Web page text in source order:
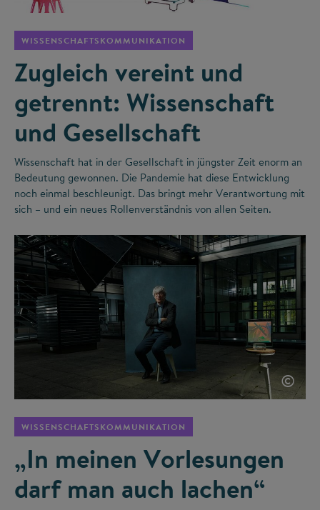
WISSENSCHAFTSKOMMUNIKATION
Zugleich vereint und
getrennt: Wissenschaft
und Gesellschaft
Wissenschaft hat in der Gesellschaft in jüngster Zeit enorm an
Bedeutung gewonnen. Die Pandemie hat diese Entwicklung
noch einmal beschleunigt. Das bringt mehr Verantwortung mit
sich – und ein neues Rollenverständnis von allen Seiten.
©
WISSENSCHAFTSKOMMUNIKATION
„In meinen Vorlesungen
darf man auch lachen“